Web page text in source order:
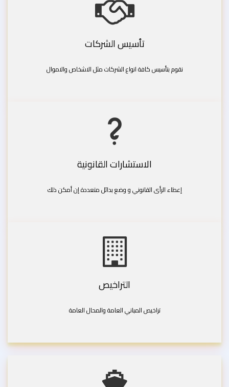
تأسيس الشركات
نقوم بتأسيس كافة انواع الشركات مثل الاشخاص والاموال
الاستشارات القانونية
إعطاء الرأى القانوني و وضع بدائل متعددة إن أمكن ذلك
التراخيص
تراخيص المباني العامة والمحال العامة